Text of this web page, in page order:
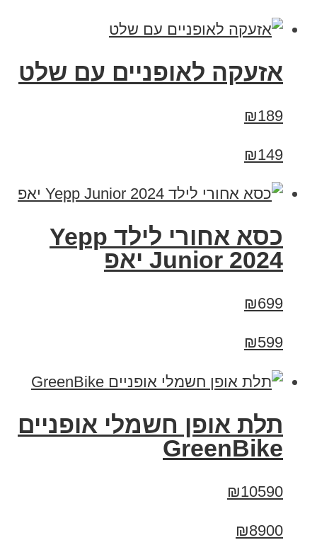
אזעקה לאופניים עם שלט
₪189
₪149
כסא אחורי לילד Yepp
Junior 2024 יאפ
₪699
₪599
תלת אופן חשמלי אופניים
GreenBike
₪10590
₪8900